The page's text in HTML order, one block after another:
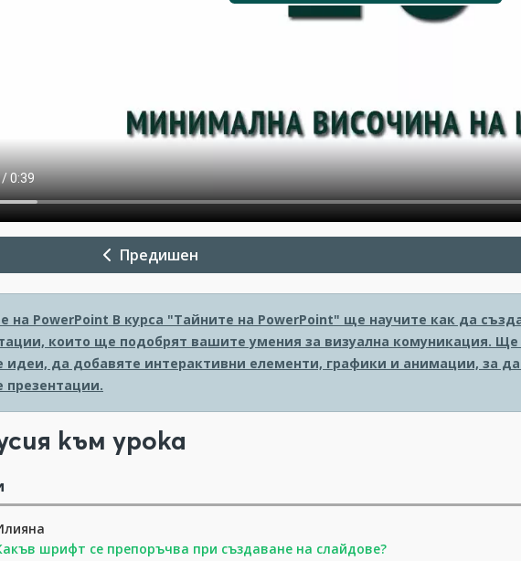
Предишен
на PowerPoint В курса "Тайните на PowerPoint" ще научите как да
които ще подобрят вашите умения за визуална комуникация. Ще
идеи, да добавяте интерактивни елементи, графики и анимации, за
презентации.
към урока
шрифт се препоръчва при създаване на слайдове?